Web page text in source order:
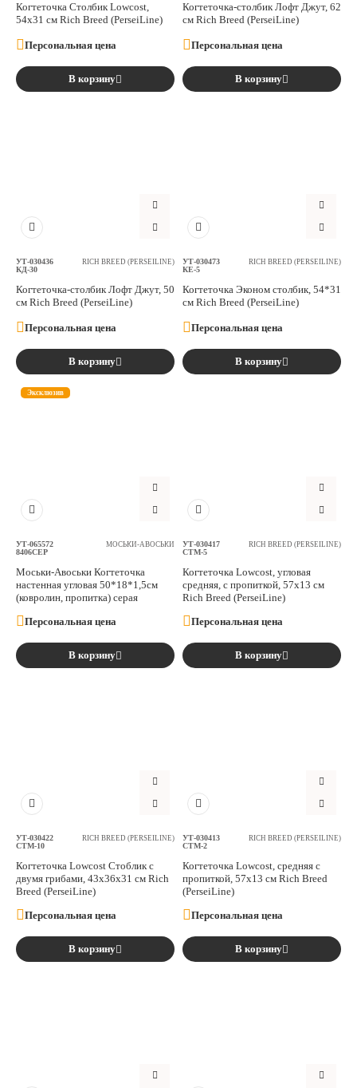
Когтеточка Столбик Lowcost,
54х31 см Rich Breed (PerseiLine)
Персональная цена
В корзину
Когтеточка-столбик Лофт Джут, 62
см Rich Breed (PerseiLine)
Персональная цена
В корзину
УТ-030436
КД-30
RICH BREED (PERSEILINE)
Когтеточка-столбик Лофт Джут, 50
см Rich Breed (PerseiLine)
Персональная цена
В корзину
УТ-030473
КЕ-5
RICH BREED (PERSEILINE)
Когтеточка Эконом столбик, 54*31
см Rich Breed (PerseiLine)
Персональная цена
В корзину
Эксклюзив
УТ-065572
8406СЕР
МОСЬКИ-АВОСЬКИ
Моськи-Авоськи Когтеточка
настенная угловая 50*18*1,5см
(ковролин, пропитка) серая
Персональная цена
В корзину
УТ-030417
СТМ-5
RICH BREED (PERSEILINE)
Когтеточка Lowcost, угловая
средняя, с пропиткой, 57х13 см
Rich Breed (PerseiLine)
Персональная цена
В корзину
УТ-030422
СТМ-10
RICH BREED (PERSEILINE)
Когтеточка Lowcost Стоблик с
двумя грибами, 43х36х31 см Rich
Breed (PerseiLine)
Персональная цена
В корзину
УТ-030413
СТМ-2
RICH BREED (PERSEILINE)
Когтеточка Lowcost, средняя с
пропиткой, 57х13 см Rich Breed
(PerseiLine)
Персональная цена
В корзину